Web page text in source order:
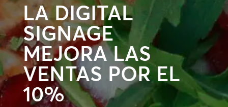
LA DIGITAL
SIGNAGE
MEJORA LAS
VENTAS POR EL
10%